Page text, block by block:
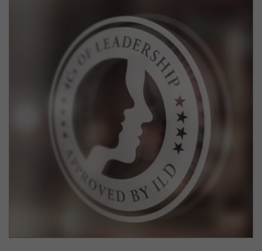
Überraschungsgast
NN
Sonder-Award fürs Lebenswerk